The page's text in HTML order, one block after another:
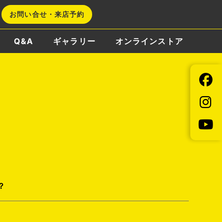
Q&A ギャラリー オンラインストア
お問い合せ・来店予約